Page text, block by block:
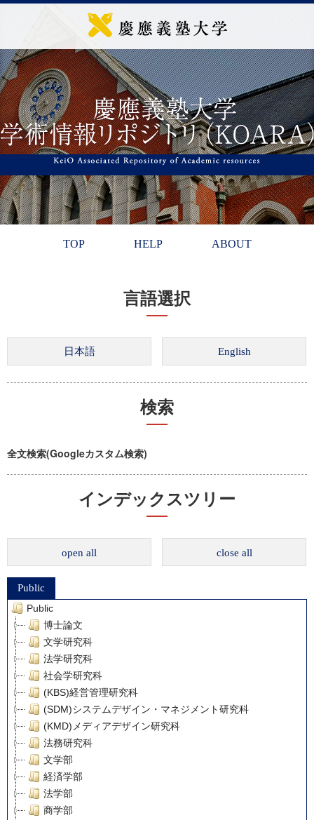
TOP HELP ABOUT
言語選択
検索
全文検索(Googleカスタム検索)
インデックスツリー
open all close all
Public
Public
博士論文
文学研究科
法学研究科
社会学研究科
(KBS)経営管理研究科
(SDM)システムデザイン・マネジメント研究科
(KMD)メディアデザイン研究科
法務研究科
文学部
経済学部
法学部
商学部